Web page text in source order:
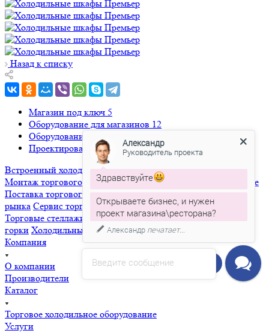
Назад к списку
Магазин под ключ 5
Оборудование для магазинов 12
Оборудование для общепита
Проектирование торговых площадей
Встроенный холод
Выносной холод Магазин по франшизе
Монтаж торгового оборудования Морозильное оборудование
Поставка торгового оборудования Проект магазина Проект
рынка Сервис торгового оборудования Торговые прилавки
Торговые стеллажи
Холодильные витрины Холодильные
горки Холодильные шкафы
Компания
О компании
Производители
Каталог
Торговое холодильное оборудование
Услуги
Напишите нам!
Введите сообщение
Александр
Руководитель проекта
Здравствуйте
Открываете бизнес, и нужен
проект магазина\ресторана?
Александр печатает...